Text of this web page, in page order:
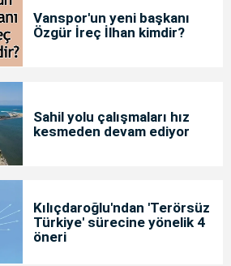
Vanspor'un yeni başkanı
Özgür İreç İlhan kimdir?
Sahil yolu çalışmaları hız
kesmeden devam ediyor
Kılıçdaroğlu'ndan 'Terörsüz
Türkiye' sürecine yönelik 4
öneri